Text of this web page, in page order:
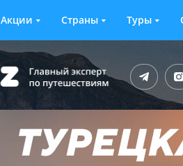
Акции Страны Туры